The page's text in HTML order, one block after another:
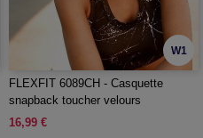
W1
FLEXFIT 6089CH - Casquette
snapback toucher velours
16,99 €